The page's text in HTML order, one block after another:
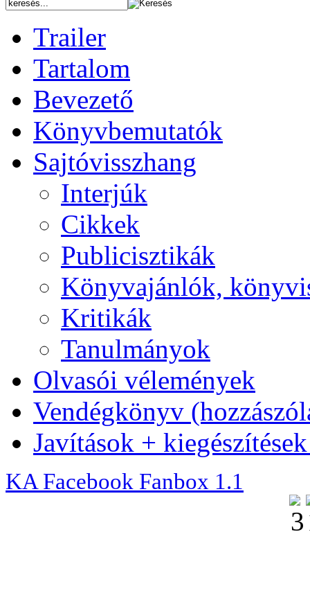
Trailer
Tartalom
Bevezető
Könyvbemutatók
Sajtóvisszhang
Interjúk
Cikkek
Publicisztikák
Könyvajánlók,
Kritikák
Tanulmányok
Olvasói vélemények
Vendégkönyv
Javítások +
KA Facebook Fanbox 1.1